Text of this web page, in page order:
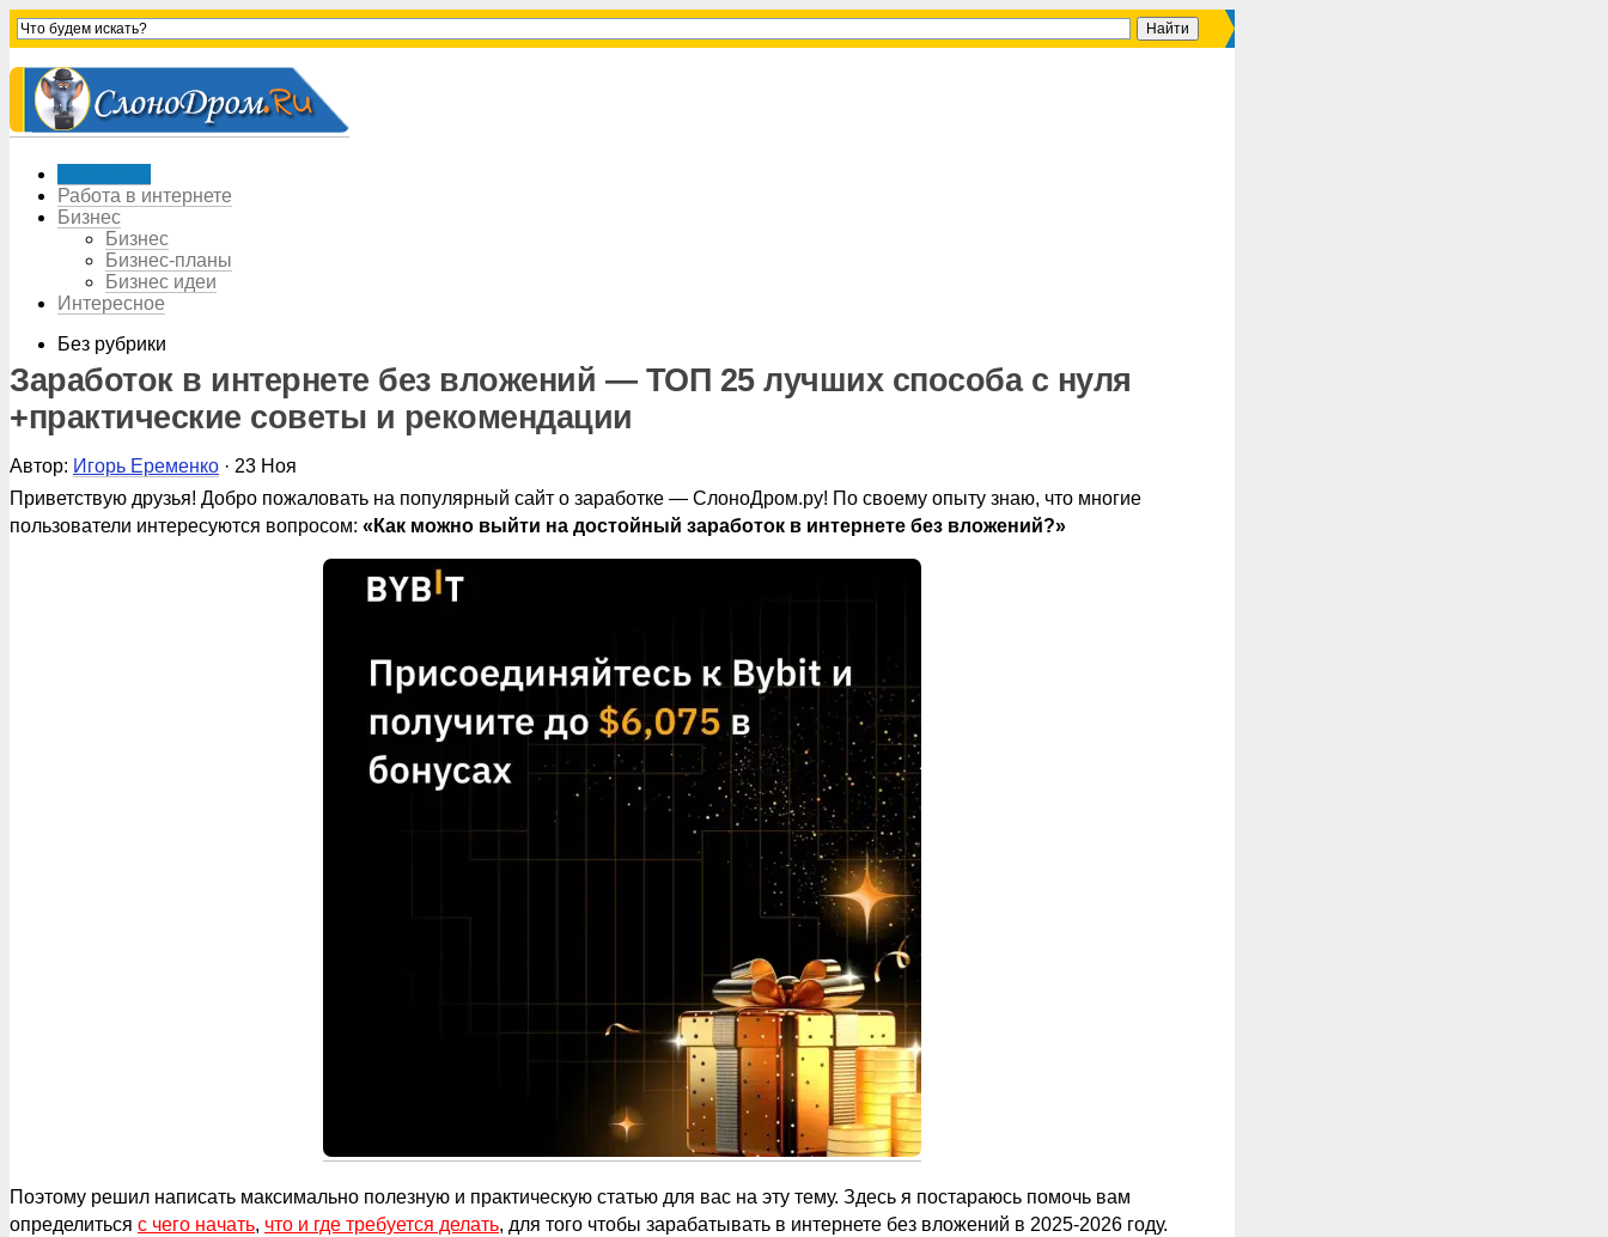
Работа в интернете
Бизнес
Бизнес
Бизнес-планы
Бизнес идеи
Интересное
Без рубрики
Заработок в интернете без вложений — ТОП 25 лучших способа с нуля
+практические советы и рекомендации
Автор: Игорь Еременко · 23 Ноя
Приветствую друзья! Добро пожаловать на популярный сайт о заработке — СлоноДром.ру! По своему опыту знаю, что многие
пользователи интересуются вопросом: «Как можно выйти на достойный заработок в интернете без вложений?»
Поэтому решил написать максимально полезную и практическую статью для вас на эту тему. Здесь я постараюсь помочь вам
определиться с чего начать, что и где требуется делать, для того чтобы зарабатывать в интернете без вложений в 2025-2026 году.